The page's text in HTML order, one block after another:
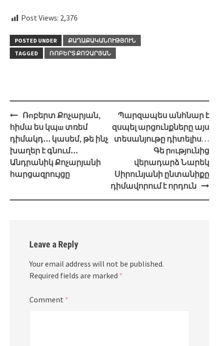
Post Views: 2,376
POSTED UNDER
ՔԱՂԱՔԱԿԱՆՈՒԹՅՈՒՆ
TAGGED
ՌՈԲԵՐՏ ՔՈՉԱՐՅԱՆ
Post
navigation
Ռпբերտ Քոչարյան,
հիմա ես կպш տռեմ
դիմակդ․․․ կասեմ, թե ինչ
խաղեր է գնում․․․
Անդրանիկ Քոչարյանի
հարցազրույցը
Պարզապես անհնար է
զսպել արցունքները այս
տեսանյութը դիտելիս…
Գե րпւթյունից
վերադարձ Նարեկ
Սիրունյանի ընտանիքը
դիմավորում է որդուն
Leave a Reply
Your email address will not be published.
Required fields are marked *
Comment *